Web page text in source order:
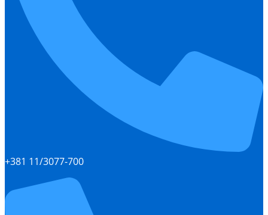
+381 11/3077-700